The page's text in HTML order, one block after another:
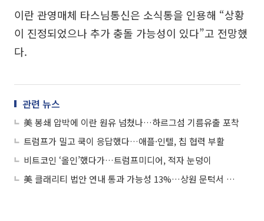
이란 관영매체 타스님통신은 소식통을 인용해 “상황
이 진정되었으나 추가 충돌 가능성이 있다”고 전망했
다.
관련 뉴스
美 봉쇄 압박에 이란 원유 넘쳤나…하르그섬 기름유출 포착
트럼프가 밀고 쿡이 응답했다…애플·인텔, 칩 협력 부활
비트코인 ‘올인’했다가…트럼프미디어, 적자 눈덩이
美 클래리티 법안 연내 통과 가능성 13%…상원 문턱서 제동